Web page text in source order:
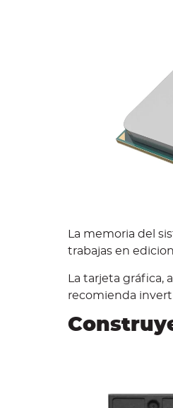
La memoria del
trabajas en
La tarjeta
recomienda